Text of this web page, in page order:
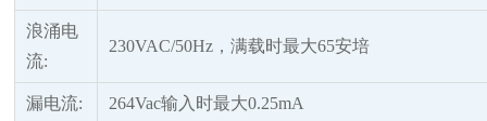
浪涌电
流:
230VAC/50Hz，满载时最大65安培
漏电流: 264Vac输入时最大0.25mA